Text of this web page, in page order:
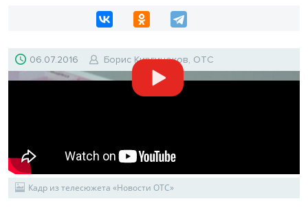
06.07.2016 Борис Киргинеков, ОТС
Кадр из телесюжета «Новости ОТС»